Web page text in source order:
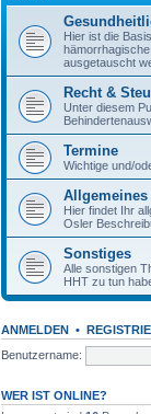
Hier ist die
ausgetauscht
Recht &
Unter diesem
Termine
Wichtige und/
Allgemeines
Hier findet Ihr
Osler
Sonstiges
Alle sonstigen
HHT zu tun
ANMELDEN •
Benutzername:
WER IST ONLINE?